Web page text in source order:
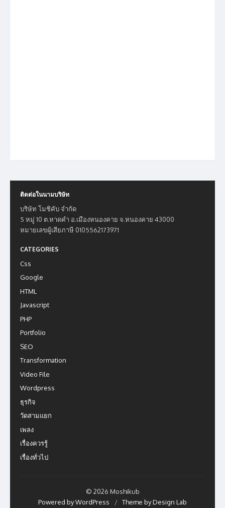
ติดต่อในนามบริษัท
บริษัท โมชิคับ จำกัด
5 หมู่ 10 ต.หาดคำ อ.เมืองหนองคาย จ.หนองคาย 43000
หมายเลขผู้เสียภาษี 0105562173971
CATEGORIES
Css
Google
HTML
Javascript
PHP
Portfolio
SEO
Transformation
Video File
Wordpress
ธุรกิจ
วัดสามแยก
เพลง
เรื่องควรรู้
เรื่องทั่วไป
© 2026 Moshikub
Powered by WordPress
/ Theme by Design Lab